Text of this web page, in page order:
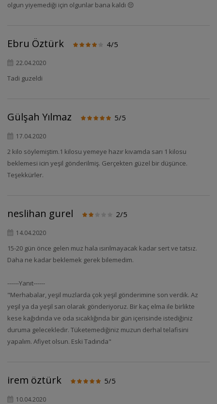
olgun yiyemediği için olgunlar bana kaldı 😔
Ebru Öztürk 4/5
22.04.2020
Tadi guzeldi
Gülşah Yılmaz 5/5
17.04.2020
2 kilo söylemiştim.1 kilosu yemeye hazır kıvamda sarı 1 kilosu
beklemesi icin yeşil gönderilmiş. Gerçekten güzel bir düşünce.
Teşekkürler.
neslihan gurel 2/5
14.04.2020
15-20 gün önce gelen muz hala ısırılmayacak kadar sert ve tatsız.
Daha ne kadar beklemek gerek bilemedim.
------Yanıt------
"Merhabalar, yeşil muzlarda çok yeşil gönderimine son verdik. Az
yeşil ya da yeşil sarı olarak gönderiyoruz. Bir kaç elma ile birlikte
kese kağıdında ve oda sıcaklığında bir gün içerisinde istediğiniz
duruma gelecekledir. Tüketemediğiniz muzun derhal telafisini
yapalım. Afiyet olsun. Eski Tadında"
irem öztürk 5/5
10.04.2020